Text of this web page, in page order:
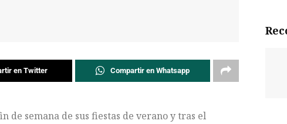
en Twitter Compartir en Whatsapp
semana de sus fiestas de verano y tras el